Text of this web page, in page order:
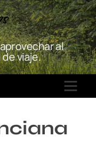
al
viaje.
M
E
U